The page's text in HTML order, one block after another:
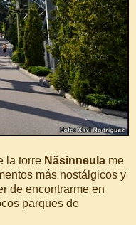
la torre Näsinneula me
más nostálgicos y
de encontrarme en
parques de